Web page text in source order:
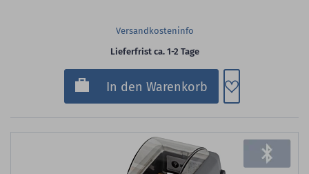
Versandkosteninfo
Lieferfrist ca. 1-2 Tage
In den Warenkorb Zum